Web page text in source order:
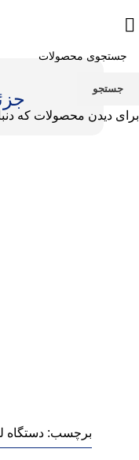
برچسب: دستگاه
جستجو
برای دیدن محصولات که